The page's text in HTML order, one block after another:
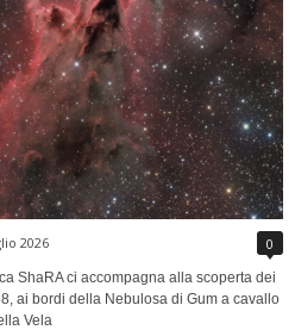
2026 0
ShaRA ci accompagna alla scoperta dei
ai bordi della Nebulosa di Gum a cavallo
Vela